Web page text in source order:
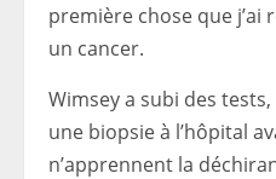
première chose que j’ai
un cancer.
Wimsey a subi des
une biopsie à l’hôpital
n’apprennent la